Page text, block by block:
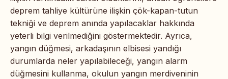
deprem tahliye kültürüne ilişkin çök-kapan-tutun
tekniği ve deprem anında yapılacaklar hakkında
yeterli bilgi verilmediğini göstermektedir. Ayrıca,
yangın düğmesi, arkadaşının elbisesi yandığı
durumlarda neler yapılabileceği, yangın alarm
düğmesini kullanma, okulun yangın merdiveninin